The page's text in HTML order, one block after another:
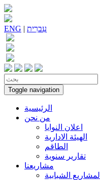
ENG | עִברִית
Toggle navigation
الرئيسية
من نحن
اعلان النوايا
الهيئة الادارية
الطاقم
تقارير سنوية
مشاريعنا
المشاريع الشبابية